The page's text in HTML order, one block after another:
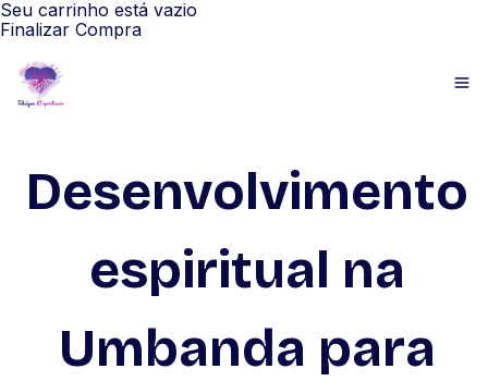
Seu carrinho está vazio
Finalizar Compra
Desenvolvimento
espiritual na
Umbanda para